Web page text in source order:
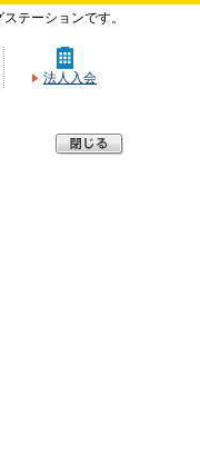
テーションです。
法人入会